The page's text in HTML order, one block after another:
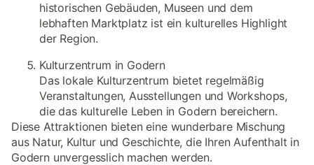
historischen Gebäuden, Museen und dem
lebhaften Marktplatz ist ein kulturelles Highlight
der Region.
Kulturzentrum in Godern
Das lokale Kulturzentrum bietet regelmäßig
Veranstaltungen, Ausstellungen und Workshops,
die das kulturelle Leben in Godern bereichern.
Diese Attraktionen bieten eine wunderbare Mischung
aus Natur, Kultur und Geschichte, die Ihren Aufenthalt in
Godern unvergesslich machen werden.